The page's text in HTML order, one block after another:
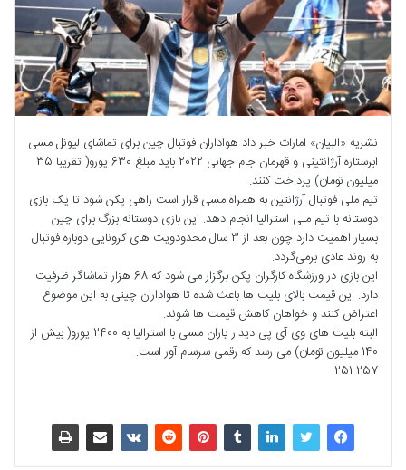
نشریه «البیان» امارات خبر داد هواداران فوتبال چین برای تماشای لیونل مسی
ابرستاره آرژانتینی و قهرمان جام جهانی 2022 باید مبلغ 630 یورو( تقریبا 35
میلیون تومان) پرداخت کنند.
تیم ملی فوتبال آرژانتین به همراه مسی قرار است راهی پکن شود تا یک بازی
دوستانه با تیم ملی استرالیا انجام دهد. این بازی دوستانه بزرگ برای چین
بسیار اهمیت دارد چون بعد از 3 سال محدودویت های کرونایی دوباره فوتبال
به روند عادی برمی‌گردد.
این بازی در ورزشگاه کارگران پکن برگزار می شود که 68 هزار تماشاگر ظرفیت
دارد. این قیمت بالای بلیت ها باعث شده تا هواداران چینی به این موضوع
اعتراض کنند و خواهان کاهش قیمت ها شوند.
البته بلیت های وی آی پی دیدار یاران مسی با استرالیا به 2400 یورو( بیش از
140 میلیون تومان) می رسد که رقمی سرسام آور است.
257 251